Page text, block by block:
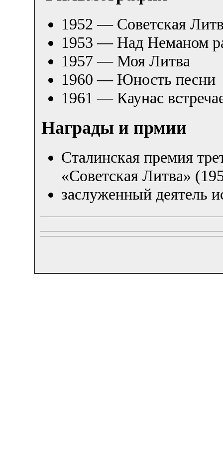
1952 — Советская
1953 — Над Неманом
1957 — Моя Литва
1960 — Юность песни
1961 — Каунас
Награды и прмии
Сталинская премия
«Советская Литва»
заслуженный деятель